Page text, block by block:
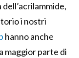
i nostri
hanno anche
maggior parte di